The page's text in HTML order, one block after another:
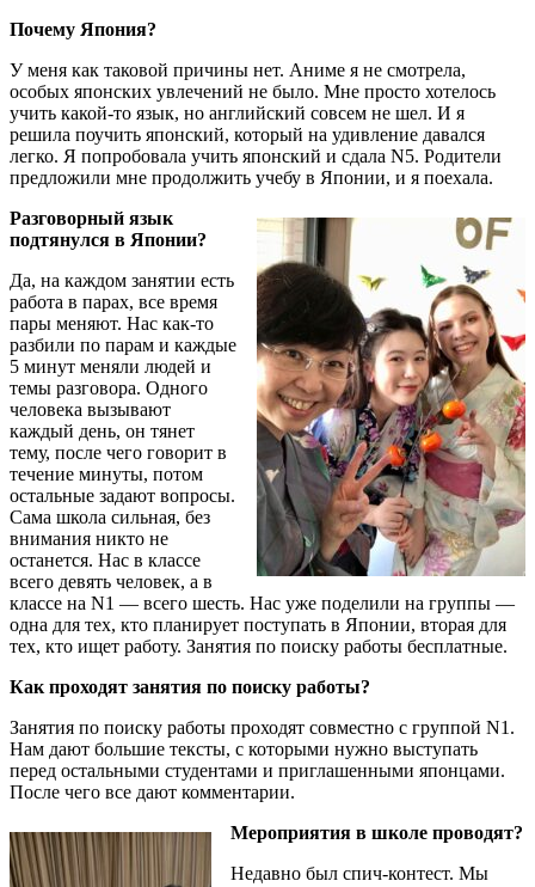
Почему Япония?
У меня как таковой причины нет. Аниме я не смотрела,
особых японских увлечений не было. Мне просто хотелось
учить какой-то язык, но английский совсем не шел. И я
решила поучить японский, который на удивление давался
легко. Я попробовала учить японский и сдала N5. Родители
предложили мне продолжить учебу в Японии, и я поехала.
Разговорный язык
подтянулся в Японии?
Да, на каждом занятии есть
работа в парах, все время
пары меняют. Нас как-то
разбили по парам и каждые
5 минут меняли людей и
темы разговора. Одного
человека вызывают
каждый день, он тянет
тему, после чего говорит в
течение минуты, потом
остальные задают вопросы.
Сама школа сильная, без
внимания никто не
останется. Нас в классе
всего девять человек, а в
классе на N1 — всего шесть. Нас уже поделили на группы —
одна для тех, кто планирует поступать в Японии, вторая для
тех, кто ищет работу. Занятия по поиску работы бесплатные.
Как проходят занятия по поиску работы?
Занятия по поиску работы проходят совместно с группой N1.
Нам дают большие тексты, с которыми нужно выступать
перед остальными студентами и приглашенными японцами.
После чего все дают комментарии.
Мероприятия в школе проводят?
Недавно был спич-контест. Мы